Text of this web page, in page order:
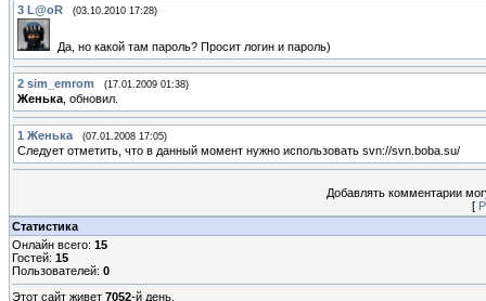
3 L@oR (03.10.2010 17:28)
Да, но какой там пароль? Просит логин и пароль)
2 sim_emrom (17.01.2009 01:38)
Женька , обновил.
1 Женька (07.01.2008 17:05)
Следует отметить, что в данный момент нужно использовать svn://svn.boba.su/
Добавлять комментарии
[
Статистика
Онлайн всего: 15
Гостей: 15
Пользователей: 0
Этот сайт живет 7052-й день.